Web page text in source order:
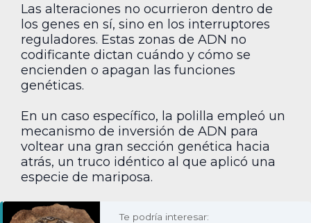
Las alteraciones no ocurrieron dentro de
los genes en sí, sino en los interruptores
reguladores. Estas zonas de ADN no
codificante dictan cuándo y cómo se
encienden o apagan las funciones
genéticas.
En un caso específico, la polilla empleó un
mecanismo de inversión de ADN para
voltear una gran sección genética hacia
atrás, un truco idéntico al que aplicó una
especie de mariposa.
Te podría interesar: